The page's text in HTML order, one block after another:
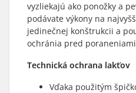
vyzliekajú ako ponožky a
podávate výkony na
jedinečnej konštrukcii a
ochránia pred
Technická ochrana lakťov
Vďaka použitým